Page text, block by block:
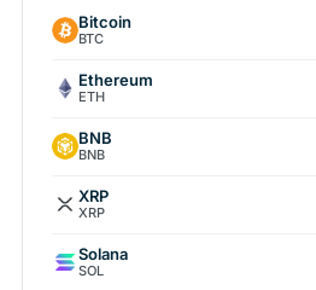
Bitcoin
BTC
Ethereum
ETH
BNB
BNB
XRP
XRP
Solana
SOL